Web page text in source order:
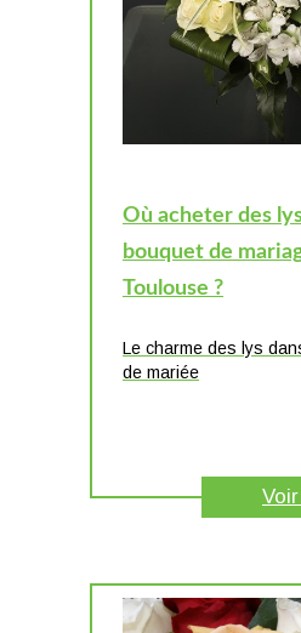
Où acheter des
bouquet de
Toulouse ?
Le charme des lys
de mariée